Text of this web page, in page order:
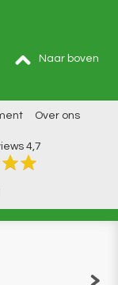
Naar boven
Over ons
4,7